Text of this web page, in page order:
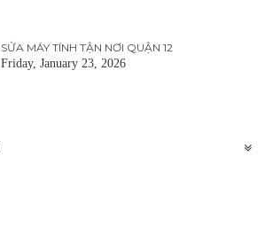
SỬA MÁY TÍNH TẬN NƠI QUẬN 12
Friday, January 23, 2026